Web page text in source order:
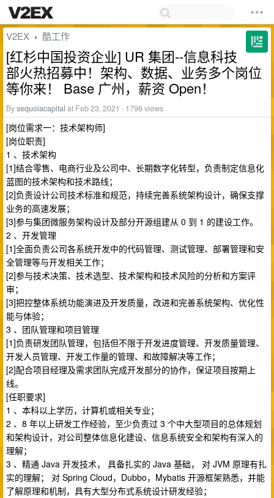
V2EX › 酷工作
[红杉中国投资企业] UR 集团--信息科技
部火热招募中！架构、数据、业务多个岗位
等你来！ Base 广州，薪资 Open！
Bysequoiacapital at Feb 23, 2021 · 1796 views
[岗位需求一：技术架构师]
[岗位职责]
1 、技术架构
[1]结合零售、电商行业及公司中、长期数字化转型，负责制定信息化
蓝图的技术架构和技术路线；
[2]负责设计公司技术标准和规范，持续完善系统架构设计，确保支撑
业务的高速发展；
[3]参与集团微服务架构设计及部分开源组建从 0 到 1 的建设工作。
2 、开发管理
[1]全面负责公司各系统开发中的代码管理、测试管理、部署管理和安
全管理等与开发相关工作；
[2]参与技术决策、技术选型、技术架构和技术风险的分析和方案评
审；
[3]把控整体系统功能演进及开发质量，改进和完善系统架构、优化性
能与体验；
3 、团队管理和项目管理
[1]负责研发团队管理，包括但不限于开发进度管理、开发质量管理、
开发人员管理、开发工作量的管理、和故障解决等工作；
[2]配合项目经理及需求团队完成开发部分的协作，保证项目按期上
线。
[任职要求]
1 、本科以上学历，计算机或相关专业；
2 、8 年以上研发工作经验，至少负责过 3 个中大型项目的总体规划
和架构设计，对公司整体信息化建设、信息系统安全和架构有深入的
理解；
3 、精通 Java 开发技术， 具备扎实的 Java 基础， 对 JVM 原理有扎
实的理解； 对 Spring Cloud，Dubbo，Mybatis 开源框架熟悉，并能
了解原理和机制，具有大型分布式系统设计研发经验；